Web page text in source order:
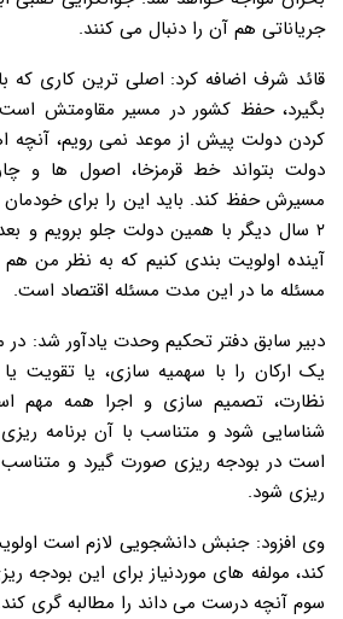
جریاناتی هم آن را دنبال می کنند.
قائد شرف اضافه کرد: اصلی ترین کاری که
بگیرد، حفظ کشور در مسیر مقاومتش
کردن دولت پیش از موعد نمی رویم، آنچه
دولت بتواند خط قرمزخا، اصول ها و
مسیرش حفظ کند. باید این را برای خودمان
۲ سال دیگر با همین دولت جلو برویم و
آینده اولویت بندی کنیم که به نظر من هم
مسئله ما در این مدت مسئله اقتصاد است.
دبیر سابق دفتر تحکیم وحدت یادآور شد: در
نظارت، تصمیم سازی و اجرا همه مهم
شناسایی شود و متناسب با آن برنامه
است در بودجه ریزی صورت گیرد و
ریزی شود.
وی افزود: جنبش دانشجویی لازم است
کند، مولفه های موردنیاز برای این بودجه
سوم آنچه درست می داند را مطالبه گری